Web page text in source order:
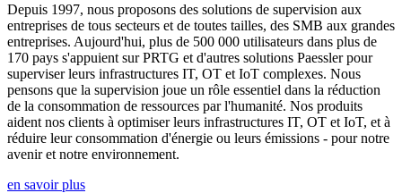
Depuis 1997, nous proposons des solutions de supervision aux
entreprises de tous secteurs et de toutes tailles, des SMB aux grandes
entreprises. Aujourd'hui, plus de 500 000 utilisateurs dans plus de
170 pays s'appuient sur PRTG et d'autres solutions Paessler pour
superviser leurs infrastructures IT, OT et IoT complexes. Nous
pensons que la supervision joue un rôle essentiel dans la réduction
de la consommation de ressources par l'humanité. Nos produits
aident nos clients à optimiser leurs infrastructures IT, OT et IoT, et à
réduire leur consommation d'énergie ou leurs émissions - pour notre
avenir et notre environnement.
en savoir plus